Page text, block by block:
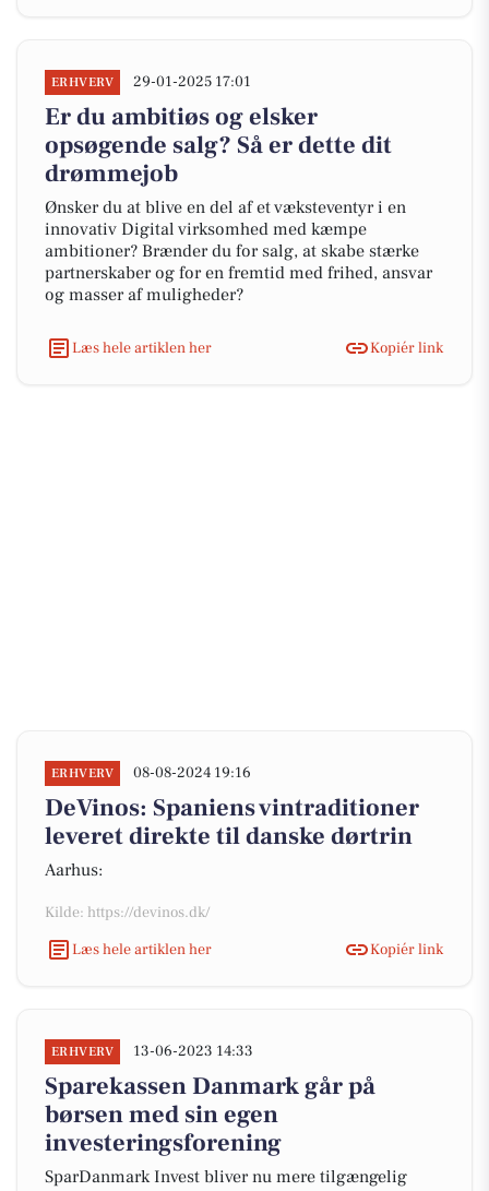
ERHVERV 29-01-2025 17:01
Er du ambitiøs og elsker
opsøgende salg? Så er dette dit
drømmejob
Ønsker du at blive en del af et væksteventyr i en
innovativ Digital virksomhed med kæmpe
ambitioner? Brænder du for salg, at skabe stærke
partnerskaber og for en fremtid med frihed, ansvar
og masser af muligheder?
Læs hele artiklen her Kopiér link
ERHVERV 08-08-2024 19:16
DeVinos: Spaniens vintraditioner
leveret direkte til danske dørtrin
Aarhus:
Kilde: https://devinos.dk/
Læs hele artiklen her
Kopiér link
ERHVERV 13-06-2023 14:33
Sparekassen Danmark går på
børsen med sin egen
investeringsforening
SparDanmark Invest bliver nu mere tilgængelig